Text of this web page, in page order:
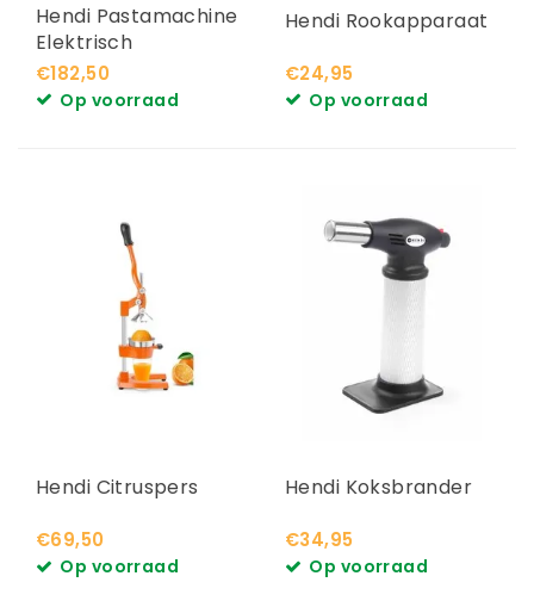
Hendi Pastamachine
Elektrisch
€182,50
Op voorraad
Hendi Rookapparaat
€24,95
Op voorraad
Hendi Citruspers
€69,50
Op voorraad
Hendi Koksbrander
€34,95
Op voorraad